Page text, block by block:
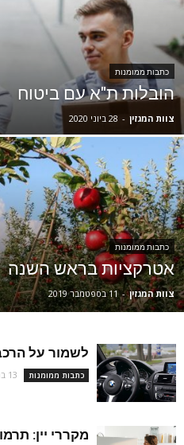
כתבות ממומנות
הובלות ת"א עם ביטוח
צוות המגזין - 28 ביוני 2020
כתבות ממומנות
אטרקציות בראש השנה
צוות המגזין - 11 בספטמבר 2019
לשמור על
כתבות ממומנות 13 במאי 2022
מקררי יין: